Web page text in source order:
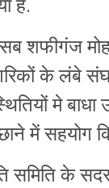
है.
सब शफीगंज
के लंबे
मे
में सहयोग
समिति के